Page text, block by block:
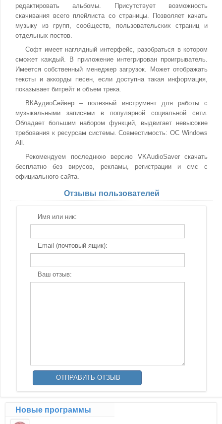
редактировать альбомы. Присутствует возможность
скачивания всего плейлиста со страницы. Позволяет качать
музыку из групп, сообществ, пользовательских страниц и
отдельных постов.
Софт имеет наглядный интерфейс, разобраться в котором
сможет каждый. В приложение интегрирован проигрыватель.
Имеется собственный менеджер загрузок. Может отображать
тексты и аккорды песен, если доступна такая информация,
показывает битрейт и объем трека.
ВКАудиоСейвер – полезный инструмент для работы с
музыкальными записями в популярной социальной сети.
Обладает большим набором функций, выдвигает невысокие
требования к ресурсам системы. Совместимость: ОС Windows
All.
Рекомендуем последнюю версию VKAudioSaver скачать
бесплатно без вирусов, рекламы, регистрации и смс с
официального сайта.
Отзывы пользователей
Имя или ник:
Email (почтовый ящик):
Ваш отзыв:
Новые программы